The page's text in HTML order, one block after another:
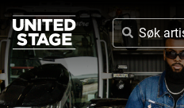
SØK
ARTISTER